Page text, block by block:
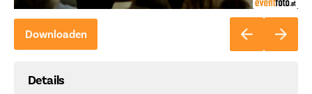
Downloaden
Details